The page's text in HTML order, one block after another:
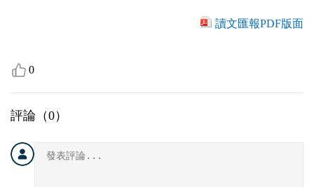
讀文匯報PDF版面
0
評論（0）